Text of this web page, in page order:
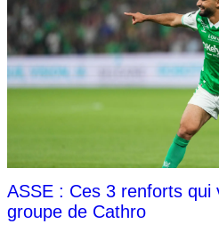
ASSE : Ces 3 renforts qui
groupe de Cathro